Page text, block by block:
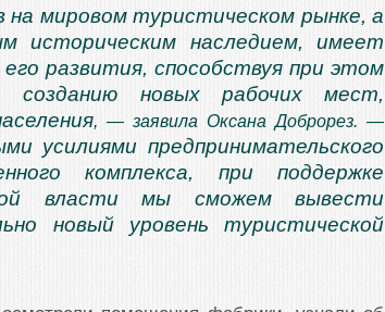
на мировом туристическом рынке, а
историческим наследием, имеет
развития, способствуя при этом
созданию новых рабочих мест,
, — заявила Оксана Доброрез. —
усилиями предпринимательского
комплекса, при поддержке
власти мы сможем вывести
новый уровень туристической